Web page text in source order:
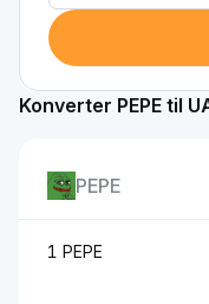
Konverter PEPE til
PEPE
1 PEPE